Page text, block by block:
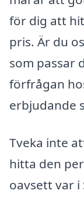
för dig att
pris. Är du
som passar
förfrågan
erbjudande
Tveka inte
hitta den
oavsett var i